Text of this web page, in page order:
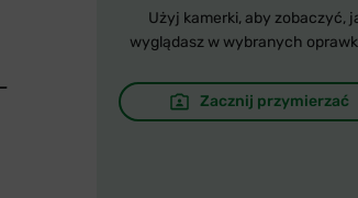
Użyj kamerki, aby zobaczyć,
wyglądasz w wybranych
Zacznij przymierzać